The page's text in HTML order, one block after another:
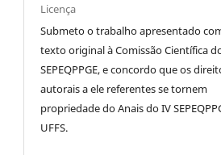
Licença
Submeto o trabalho apresentado
texto original à Comissão Científica
SEPEQPPGE, e concordo que os
autorais a ele referentes se tornem
propriedade do Anais do IV
UFFS.